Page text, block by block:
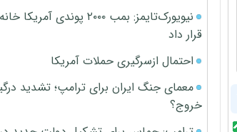
نیویورک‌تایمز: بمب ۲۰۰۰
قرار داد
احتمال ازسرگیری حملات آمریکا
معمای جنگ ایران برای ترامپ؛ تشدید
خروج؟